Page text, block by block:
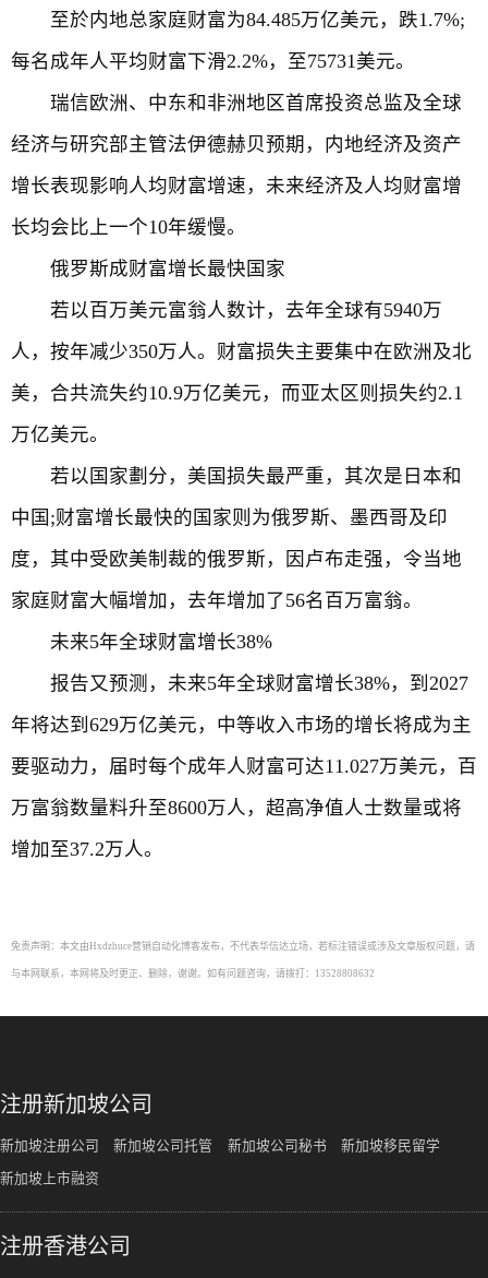
至於内地总家庭财富为84.485万亿美元，跌1.7%;
每名成年人平均财富下滑2.2%，至75731美元。
瑞信欧洲、中东和非洲地区首席投资总监及全球
经济与研究部主管法伊德赫贝预期，内地经济及资产
增长表现影响人均财富增速，未来经济及人均财富增
长均会比上一个10年缓慢。
俄罗斯成财富增长最快国家
若以百万美元富翁人数计，去年全球有5940万
人，按年减少350万人。财富损失主要集中在欧洲及北
美，合共流失约10.9万亿美元，而亚太区则损失约2.1
万亿美元。
若以国家劃分，美国损失最严重，其次是日本和
中国;财富增长最快的国家则为俄罗斯、墨西哥及印
度，其中受欧美制裁的俄罗斯，因卢布走强，令当地
家庭财富大幅增加，去年增加了56名百万富翁。
未来5年全球财富增长38%
报告又预测，未来5年全球财富增长38%，到2027
年将达到629万亿美元，中等收入市场的增长将成为主
要驱动力，届时每个成年人财富可达11.027万美元，百
万富翁数量料升至8600万人，超高净值人士数量或将
增加至37.2万人。
免责声明：本文由Hxdzhuce营销自动化博客发布，不代表华信达立场，若标注错误或涉及文章版权问题，请
与本网联系，本网将及时更正、删除，谢谢。如有问题咨询，请拨打：13528808632
注册新加坡公司
新加坡注册公司 新加坡公司托管 新加坡公司秘书 新加坡移民留学
新加坡上市融资
注册香港公司